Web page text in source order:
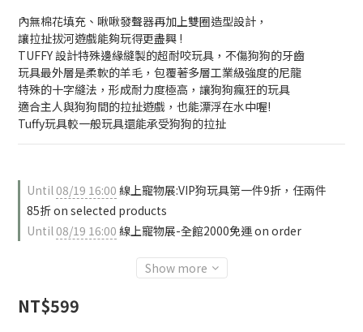
內無棉花填充、啾啾發聲器再加上雙圈造型設計，
讓拉扯拔河遊戲能夠玩得更盡興 !
TUFFY 設計特殊邊緣縫製的超耐咬玩具，不傷狗狗的牙齒
玩具最外層是柔軟的羊毛，包覆著多層工業級強度的尼龍
特殊的十字縫法，形成耐力度極高，讓狗狗瘋狂的玩具
適合主人與狗狗間的拉扯遊戲，也能漂浮在水中喔!
Tuffy玩具較一般玩具還能承受狗狗的拉扯
Until08/19 16:00 線上寵物展:VIP狗玩具第一件9折，任兩件
85折 on selected products
Until08/19 16:00 線上寵物展-全館2000免運 on order
Show more
NT$599